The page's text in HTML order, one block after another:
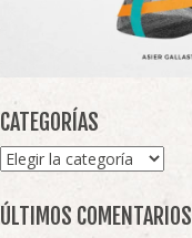
CATEGORÍAS
Categorías
ÚLTIMOS COMENTARIOS